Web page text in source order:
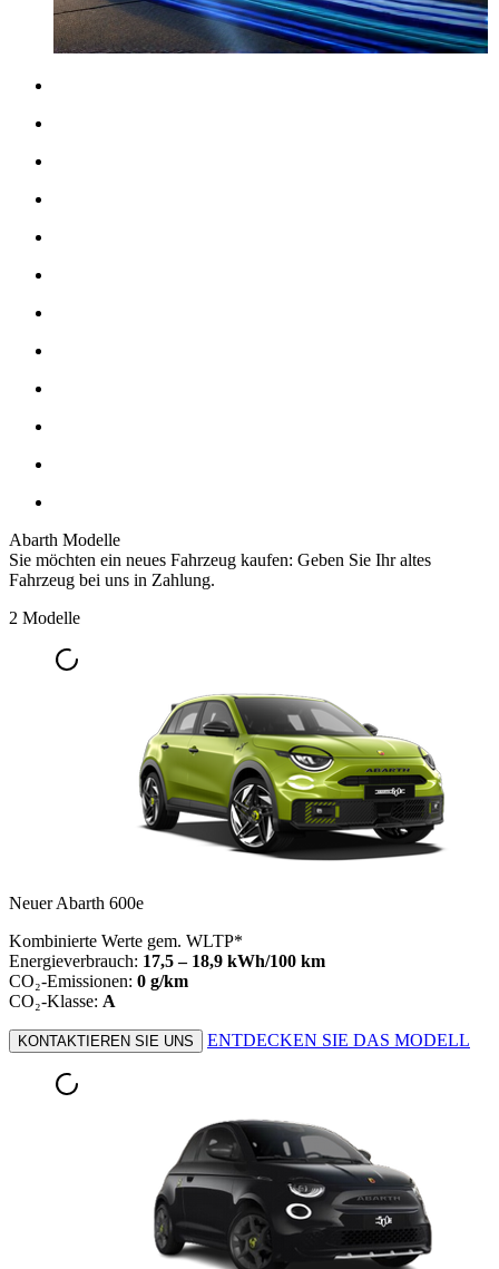
Abarth Modelle
Sie möchten ein neues Fahrzeug kaufen: Geben Sie Ihr altes
Fahrzeug bei uns in Zahlung.
2 Modelle
Neuer Abarth 600e
Kombinierte Werte gem. WLTP*
Energieverbrauch: 17,5 – 18,9 kWh/100 km
CO₂-Emissionen: 0 g/km
CO₂-Klasse: A
KONTAKTIEREN SIE UNS ENTDECKEN SIE DAS MODELL